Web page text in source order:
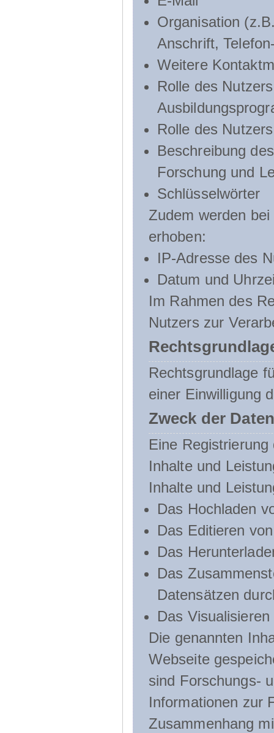
Organisation
Anschrift,
Weitere
Rolle des
Rolle des
Beschreibung
Forschung und
Schlüsselwörter
Zudem werden
erhoben:
IP-Adresse des
Datum und
Im Rahmen des
Nutzers zur
Rechtsgrundlage
einer Einwilligung
Zweck der
Eine
Inhalte und
Inhalte und
Das Hochladen
Das Editieren
Das
Das
Datensätzen
Das
Die genannten
Webseite
sind Forschungs-
Informationen zur
Zusammenhang